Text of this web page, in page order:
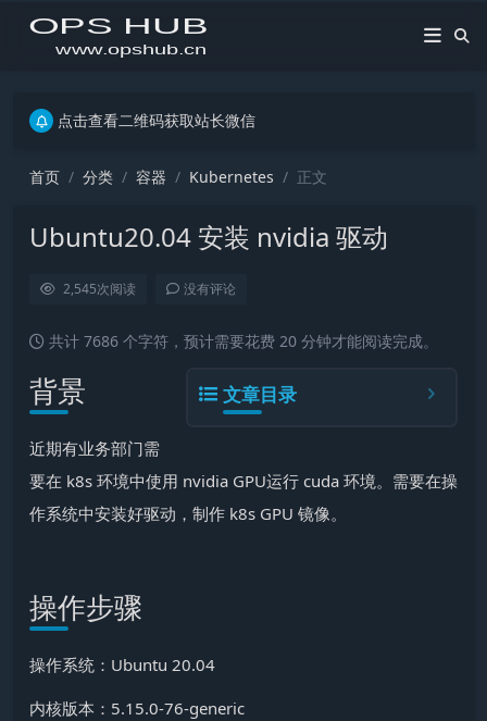
点击查看二维码获取站长微信
首页
分类 容器 Kubernetes 正文
Ubuntu20.04 安装 nvidia 驱动
2,545次阅读 没有评论
共计 7686 个字符，预计需要花费 20 分钟才能阅读完成。
文章目录
背景
近期有业务部门需
要在 k8s 环境中使用 nvidia GPU运行 cuda 环境。需要在操
作系统中安装好驱动，制作 k8s GPU 镜像。
操作步骤
操作系统：Ubuntu 20.04
内核版本：5.15.0-76-generic